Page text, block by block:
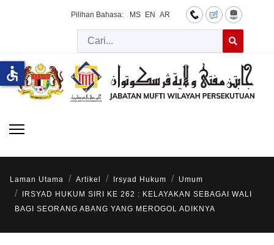
Pilihan Bahasa: MS EN AR
Cari
Laman Utama Artikel Irsyad Hukum
Umum
IRSYAD HUKUM SIRI KE 262 : KELAYAKAN SEBAGAI WALI
BAGI SEORANG ABANG YANG MEROGOL ADIKNYA
accessible